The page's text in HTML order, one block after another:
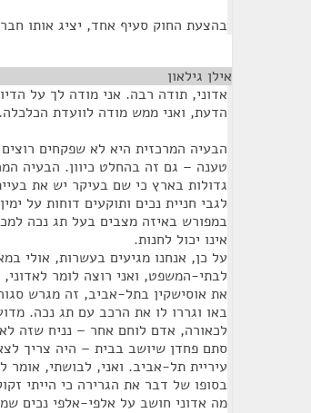
בהצעת החוק סעיף אחד, יציג אותו
אילן גילאון
אדוני, תודה רבה. אני מודה לך על
הדעת, ואני ממש מודה לוועדת הכלכלה.
הבעיה המרכזית היא לא שפקחים
טענה – גם זה בהחלט כיוון. הבעיה
במפורש באיזה מצבים בעל תג נכה
אינו יכול לחנות.
על כן, אנחנו מגיעים בעשרות, אולי
לבתי-המשפט, ואני רוצה לומר
את אוסישקין בתל-אביב, זה מגרש
באו וגררו לו את הרכב עם תג נכה.
לכאורה, אדם לוחם אחר – נניח שזה
סתם פחדן שיושב בבית – היה צריך
עיריית תל-אביב. ואני, לבושתי, אומר
בסופו של דבר את הגרירה כי הייתי
מה אדוני חושב על אלפי-אלפי נכים